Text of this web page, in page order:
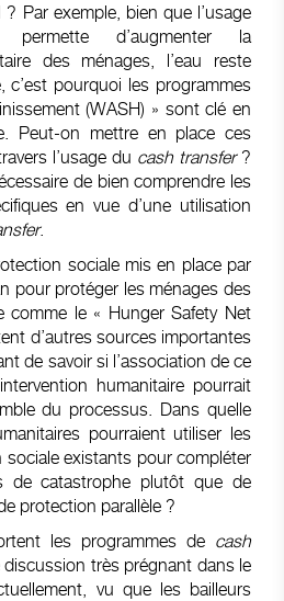
Par exemple, bien que l’usage
d’augmenter la
des ménages, l’eau reste
c’est pourquoi les programmes
(WASH) » sont clé en
Peut-on mettre en place ces
l’usage du cash transfer?
de bien comprendre les
en vue d’une utilisation
.
sociale mis en place par
pour protéger les ménages des
comme le « Hunger Safety Net
d’autres sources importantes
de savoir si l’association de ce
humanitaire pourrait
du processus. Dans quelle
pourraient utiliser les
existants pour compléter
de catastrophe plutôt que de
protection parallèle ?
les programmes de cash
très prégnant dans le
vu que les bailleurs